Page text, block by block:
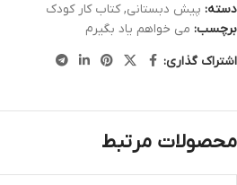
دسته: پیش دبستانی, کتاب کار کودک
برچسب: می خواهم یاد بگیرم
اشتراک گذاری:
محصولات مرتبط